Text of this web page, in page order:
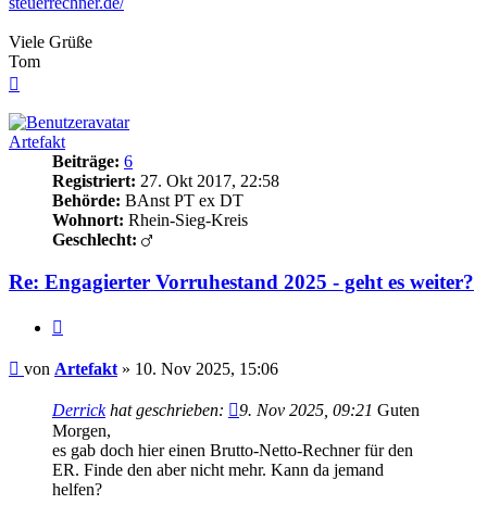
Viele Grüße
Tom
Artefakt
Beiträge: 6
Registriert: 27. Okt 2017, 22:58
Behörde: BAnst PT ex DT
Wohnort: Rhein-Sieg-Kreis
Geschlecht:
Re: Engagierter Vorruhestand 2025 - geht es weiter?
Beitrag
von Artefakt » 10. Nov 2025, 15:06
Derrickhat geschrieben: 9. Nov 2025, 09:21 Guten
Morgen,
es gab doch hier einen Brutto-Netto-Rechner für den
ER. Finde den aber nicht mehr. Kann da jemand
helfen?